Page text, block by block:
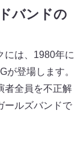
バンドの
には、1980年に
が登場します。
者全員を不正解
ールズバンドで